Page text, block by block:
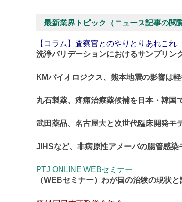
最新業界トピック（ニュース記事の閲
【コラム】査察官とのやりとりあれこれ
洗浄バリデーションにおけるサンプリン
KMバイオロジクス、熊本地震の影響は
丸石製薬、疼痛治療薬候補を日本・韓
武田薬品、名古屋大と次世代臨床開発
JIHSなど、非病原性アメーバの腸管感
PTJ ONLINE WEBセミナー
（WEBセミナー）わが国の治験の現状